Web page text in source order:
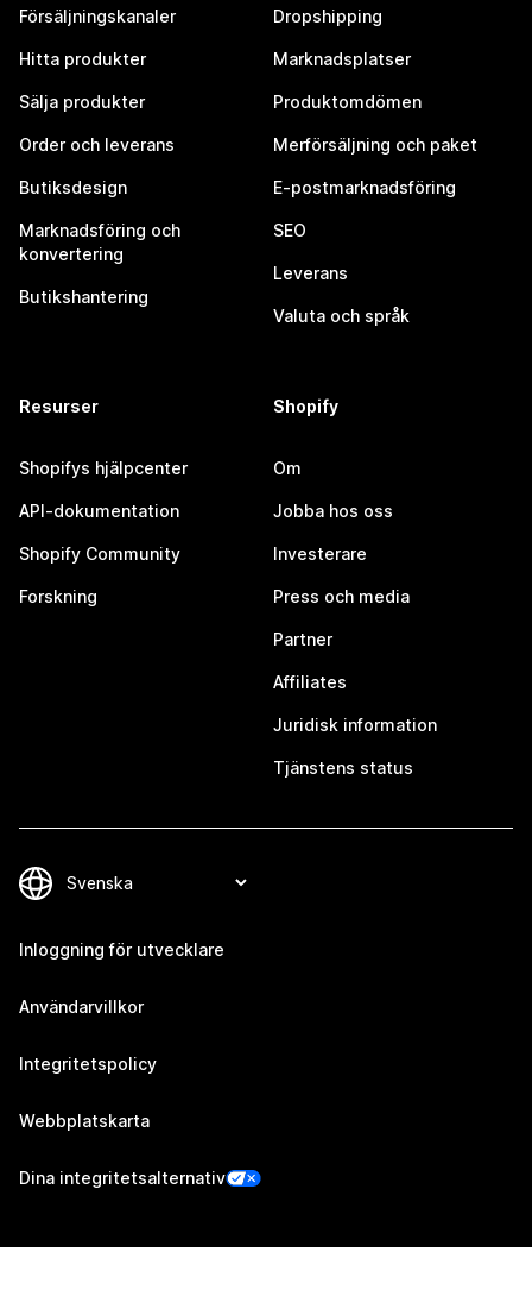
Försäljningskanaler
Hitta produkter
Sälja produkter
Order och leverans
Butiksdesign
Marknadsföring och
konvertering
Butikshantering
Dropshipping
Marknadsplatser
Produktomdömen
Merförsäljning och paket
E-postmarknadsföring
SEO
Leverans
Valuta och språk
Resurser
Shopifys hjälpcenter
API-dokumentation
Shopify Community
Forskning
Shopify
Om
Jobba hos oss
Investerare
Press och media
Partner
Affiliates
Juridisk information
Tjänstens status
Inloggning för utvecklare
Användarvillkor
Integritetspolicy
Webbplatskarta
Dina integritetsalternativ